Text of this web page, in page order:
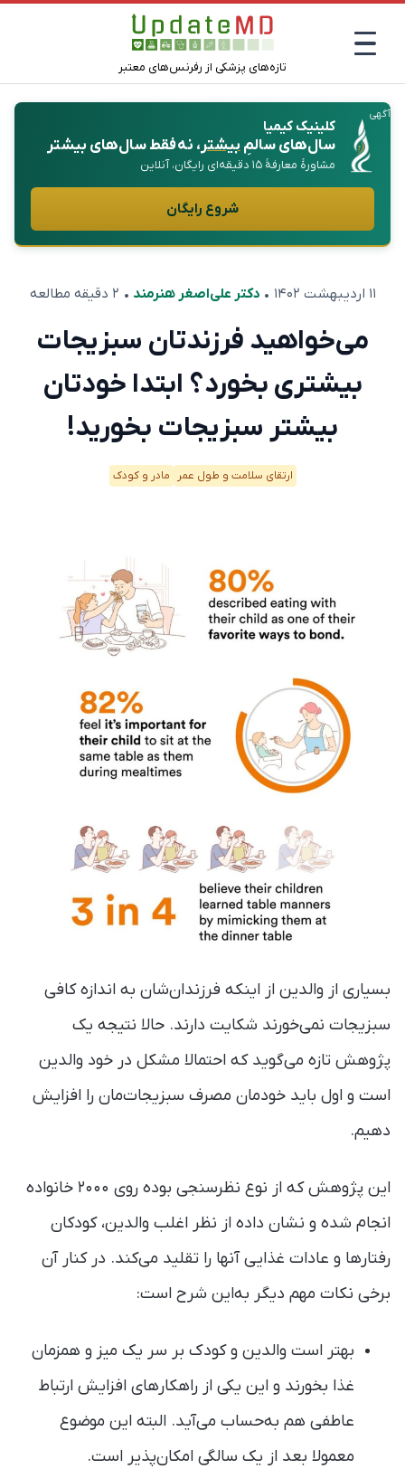
تازه‌های پزشکی از رفرنس‌های معتبر
آگهی
کلینیک کیمیا
سال‌های سالمِبیشتر، نه فقط سال‌های بیشتر
مشاورهٔ معارفهٔ ۱۵ دقیقه‌ای رایگان، آنلاین
شروع رایگان
۱۱ اردیبهشت ۱۴۰۲ •دکتر علی‌اصغر هنرمند • ۲ دقیقه مطالعه
می‌خواهید فرزند‌تان سبزیجات
بیشتری بخورد؟ ابتدا خودتان
بیشتر سبزیجات بخورید!
ارتقای سلامت و طول عمر مادر و کودک
بسیاری از والدین از اینکه فرزندان‌شان به‌ اندازه کافی
سبزیجات نمی‌خورند شکایت دارند. حالا نتیجه یک
پژوهش تازه می‌گوید که احتمالا مشکل در خود والدین
است و اول باید خودمان مصرف سبزیجات‌مان را افزایش
دهیم.
این پژوهش که از نوع نظرسنجی بوده روی ۲۰۰۰ خانواده
انجام شده و نشان داده از نظر اغلب والدین، کودکان
رفتارها و عادات غذایی آنها را تقلید می‌کند. در کنار آن
برخی نکات مهم دیگر به‌این شرح است:
بهتر است والدین و کودک بر سر یک میز و همزمان
غذا بخورند و این یکی از راهکارهای افزایش ارتباط
عاطفی هم به‌حساب می‌آید. البته این موضوع
معمولا بعد از یک سالگی امکان‌پذیر است.